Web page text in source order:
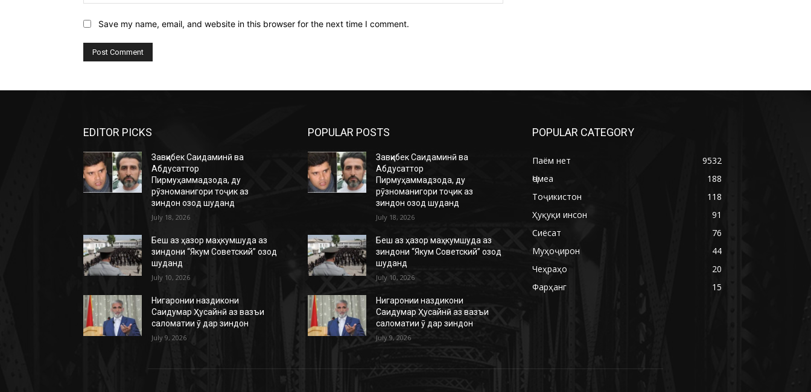
Save my name, email, and website in this browser for the next time I comment.
EDITOR PICKS
Завқибек Саидаминӣ ва
Абдусаттор
Пирмуҳаммадзода, ду
рӯзноманигори тоҷик аз
зиндон озод шуданд
July 18, 2026
Беш аз ҳазор маҳкумшуда аз
зиндони “Якум Советский” озод
шуданд
July 10, 2026
Нигаронии наздикони
Саидумар Ҳусайнӣ аз вазъи
саломатии ӯ дар зиндон
July 9, 2026
POPULAR POSTS
Завқибек Саидаминӣ ва
Абдусаттор
Пирмуҳаммадзода, ду
рӯзноманигори тоҷик аз
зиндон озод шуданд
July 18, 2026
Беш аз ҳазор маҳкумшуда аз
зиндони “Якум Советский” озод
шуданд
July 10, 2026
Нигаронии наздикони
Саидумар Ҳусайнӣ аз вазъи
саломатии ӯ дар зиндон
July 9, 2026
POPULAR CATEGORY
Паём нет
9532
Ҷомеа
188
Тоҷикистон
118
Ҳуқуқи инсон
91
Сиёсат
76
Муҳоҷирон
44
Чеҳраҳо
20
Фарҳанг
15